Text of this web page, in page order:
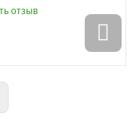
отзыв